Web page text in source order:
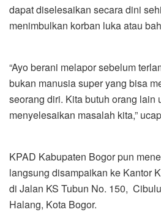
dapat diselesaikan secara dini
menimbulkan korban luka atau
“Ayo berani melapor sebelum
bukan manusia super yang bisa
seorang diri. Kita butuh orang lain
menyelesaikan masalah kita,”
KPAD Kabupaten Bogor pun
langsung disampaikan ke Kantor
di Jalan KS Tubun No. 150,
Halang, Kota Bogor.